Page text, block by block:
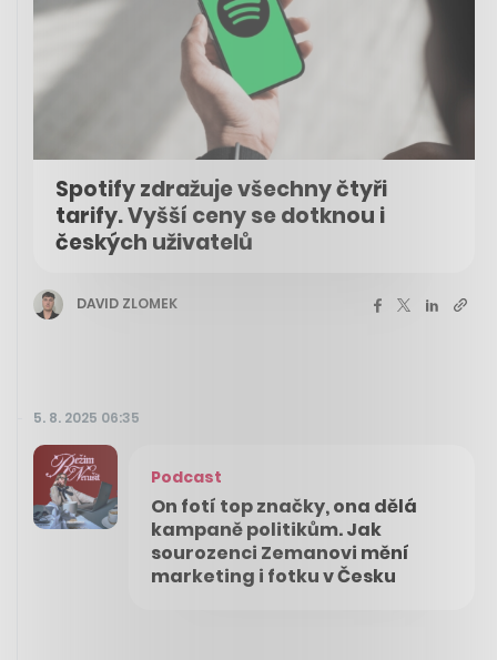
Spotify zdražuje všechny čtyři
tarify. Vyšší ceny se dotknou i
českých uživatelů
DAVID ZLOMEK
5. 8. 2025 06:35
Podcast
On fotí top značky, ona dělá
kampaně politikům. Jak
sourozenci Zemanovi mění
marketing i fotku v Česku